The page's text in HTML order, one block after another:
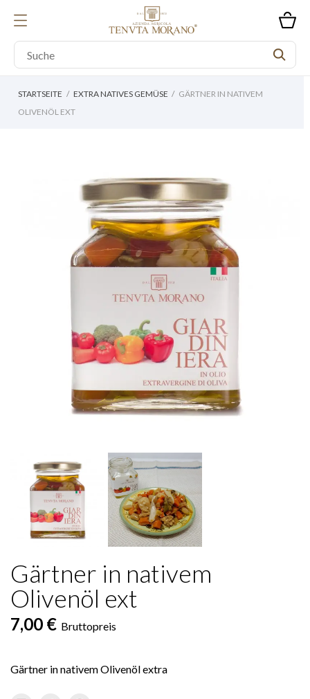
STARTSEITE EXTRA NATIVES GEMÜSE
GÄRTNER IN NATIVEM
OLIVENÖL EXT
Gärtner in nativem
Olivenöl ext
7,00 € Bruttopreis
Gärtner in nativem Olivenöl extra